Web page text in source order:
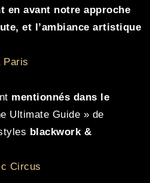
en avant notre approche
et l’ambiance artistique
Paris
mentionnés dans le
Ultimate Guide » de
blackwork &
Circus